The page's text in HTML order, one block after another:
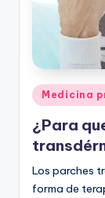
Publicado
en
Medicina
¿Para
Los parches
forma de